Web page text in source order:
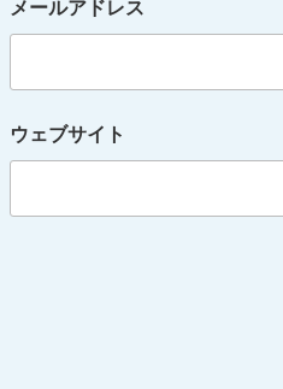
メールアドレス
ウェブサイト